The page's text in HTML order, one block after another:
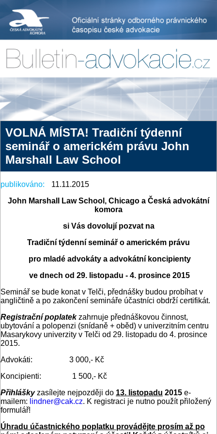
VOLNÁ MÍSTA! Tradiční týdenní
seminář o americkém právu John
Marshall Law School
publikováno:
11.11.2015
John Marshall Law School, Chicago a Česká advokátní
komora
si Vás dovolují pozvat na
Tradiční týdenní seminář o americkém právu
pro mladé advokáty a advokátní koncipienty
ve dnech od 29. listopadu - 4. prosince 2015
Seminář se bude konat v Telči, přednášky budou probíhat v
angličtině a po zakončení semináře účastníci obdrží certifikát.
Registrační poplatekzahrnuje přednáškovou činnost,
ubytování a polopenzi (snídaně + oběd) v univerzitním centru
Masarykovy univerzity v Telči od 29. listopadu do 4. prosince
2015.
Advokáti: 3 000,- Kč
Koncipienti: 1 500,- Kč
Přihláškyzasílejte nejpozději do 13. listopadu 2015 e-
mailem: lindner@cak.cz. K registraci je nutno použít přiložený
formulář!
Úhradu účastnického poplatku provádějte prosím až po